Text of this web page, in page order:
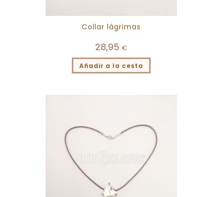
Collar lágrimas
28,95 €
Añadir a la cesta